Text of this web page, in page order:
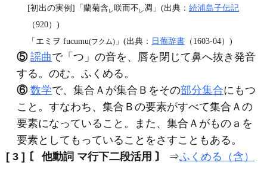
[初出の実例]「蘭菊含 レ咲而不 レ 凋」(出典： 続浦島子伝記
（920）)
「エミヲ fucumu(フクム) 」(出典： 日葡辞書 （1603‐04）)
⑤ 謡曲で「つ」の音を、唇を閉じて鼻へ抜き発音
する。のむ。ふくめる。
⑥ 数学で、集合Ａが集合Ｂをその部分集合にもつ
こと。すなわち、集合Ｂの要素がすべて集合Ａの
要素になっていること。また、集合Ａがものａを
要素としてもっていることをさすこともある。
[ 3 ] 〘 他動詞 マ行下二段活用 〙 ⇒ふくめる（含）